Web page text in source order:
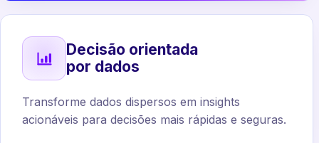
Decisão orientada
por dados
Transforme dados dispersos em insights
acionáveis para decisões mais rápidas e seguras.